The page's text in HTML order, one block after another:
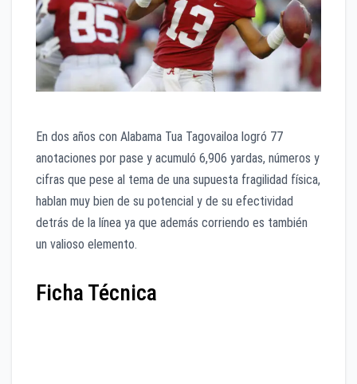
En dos años con Alabama Tua Tagovailoa logró 77
anotaciones por pase y acumuló 6,906 yardas, números y
cifras que pese al tema de una supuesta fragilidad física,
hablan muy bien de su potencial y de su efectividad
detrás de la línea ya que además corriendo es también
un valioso elemento.
Ficha Técnica